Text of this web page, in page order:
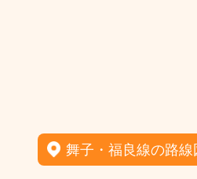
舞子・福良線の路線